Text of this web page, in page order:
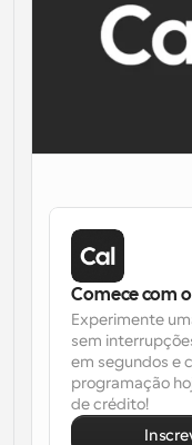
Links de
Agende
Comece com
Experimente
sem
em segundos e
programação
de crédito!